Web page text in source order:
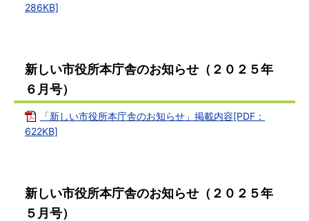
286KB]
新しい市役所本庁舎のお知らせ（２０２５年
６月号）
「新しい市役所本庁舎のお知らせ」掲載内容[PDF：
622KB]
新しい市役所本庁舎のお知らせ（２０２５年
５月号）